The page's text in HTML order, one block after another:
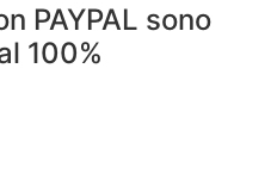
PAYPAL sono
100%